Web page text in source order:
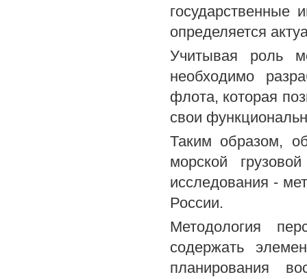
государственные
определяется
Учитывая роль
необходимо
флота, которая
свои
Таким образом,
морской
исследования -
России.
Методология
содержать
планирования